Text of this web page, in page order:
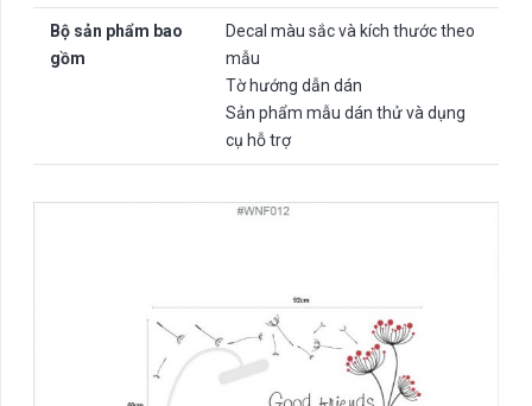
Bộ sản phẩm bao
gồm
Decal màu sắc và kích thước theo
mẫu
Tờ hướng dẫn dán
Sản phẩm mẫu dán thử và dụng
cụ hỗ trợ